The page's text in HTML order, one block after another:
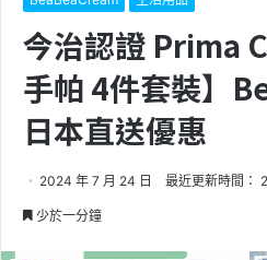
今治認證 Prima
手帕 4件套裝】
日本直送優惠
2024 年 7 月 24 日 最近更新時間：
少於一分鐘